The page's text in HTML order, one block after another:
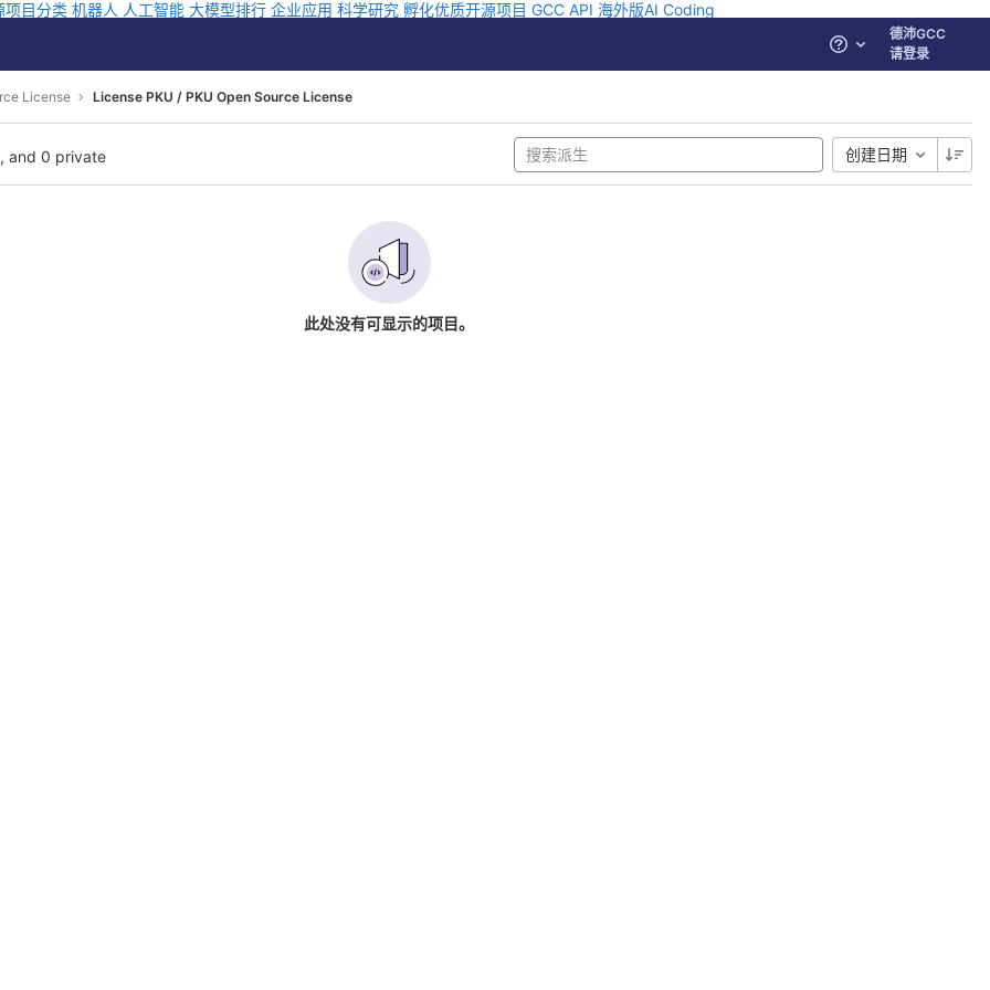
项目分类 机器人 人工智能 大模型排行 企业应用 科学研究 孵化优质开源项目 GCC API 海外版AI Coding
帮助
德沛GCC
请登录
License License PKU / PKU Open Source License
and 0 private 创建日期
此处没有可显示的项目。